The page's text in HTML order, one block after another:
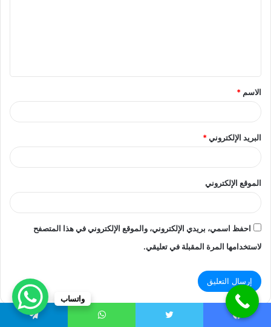
ق
*
الاسم *
البريد الإلكتروني*
الموقع الإلكتروني
احفظ اسمي، بريدي الإلكتروني، والموقع الإلكتروني في هذا المتصفح
لاستخدامها المرة المقبلة في تعليقي.
واتساب